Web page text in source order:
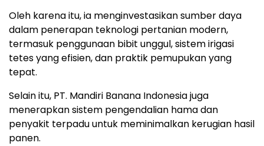
Oleh karena itu, ia menginvestasikan sumber daya
dalam penerapan teknologi pertanian modern,
termasuk penggunaan bibit unggul, sistem irigasi
tetes yang efisien, dan praktik pemupukan yang
tepat.
Selain itu, PT. Mandiri Banana Indonesia juga
menerapkan sistem pengendalian hama dan
penyakit terpadu untuk meminimalkan kerugian hasil
panen.